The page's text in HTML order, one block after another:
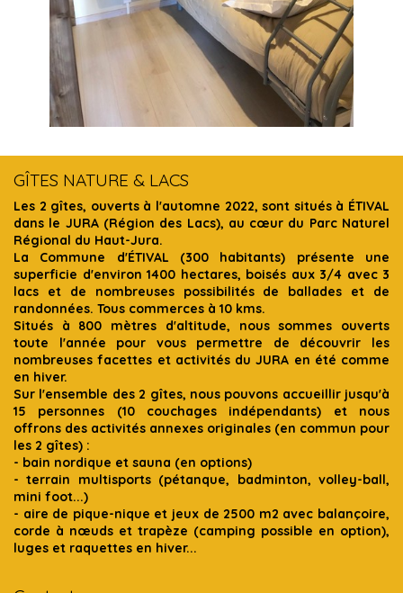
GÎTES NATURE & LACS
Les 2 gîtes, ouverts à l'automne 2022, sont situés à ÉTIVAL
dans le JURA (Région des Lacs), au cœur du Parc Naturel
Régional du Haut-Jura.
La Commune d'ÉTIVAL (300 habitants) présente une
superficie d'environ 1400 hectares, boisés aux 3/4 avec 3
lacs et de nombreuses possibilités de ballades et de
randonnées. Tous commerces à 10 kms.
Situés à 800 mètres d'altitude, nous sommes ouverts
toute l'année pour vous permettre de découvrir les
nombreuses facettes et activités du JURA en été comme
en hiver.
Sur l'ensemble des 2 gîtes, nous pouvons accueillir jusqu'à
15 personnes (10 couchages indépendants) et nous
offrons des activités annexes originales (en commun pour
les 2 gîtes) :
- bain nordique et sauna (en options)
- terrain multisports (pétanque, badminton, volley-ball,
mini foot...)
- aire de pique-nique et jeux de 2500 m2 avec balançoire,
corde à nœuds et trapèze (camping possible en option),
luges et raquettes en hiver...